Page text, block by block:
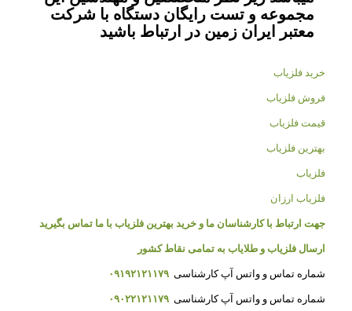
مجموعه و تست رایگان دستگاه با شرکت
معتبر ایران زمین در ارتباط باشید
خرید فلزیاب
فروش فلزیاب
قیمت فلزیاب
بهترین فلزیاب
فلزیاب
فلزیاب ارزان
جهت ارتباط با کارشناسان ما و خرید بهترین فلزیاب با ما تماس بگیرید
ارسال فلزیاب و طلایاب به تمامی نقاط کشور
شماره تماس و واتس آپ کارشناسی ۰۹۱۹۲۱۲۱۱۷۹
شماره تماس و واتس آپ کارشناسی ۰۹۰۲۲۱۲۱۱۷۹